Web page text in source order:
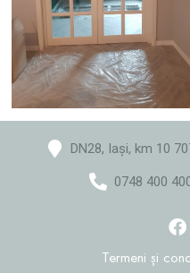
DN28, Iași, km 10
0748 400
Termeni și